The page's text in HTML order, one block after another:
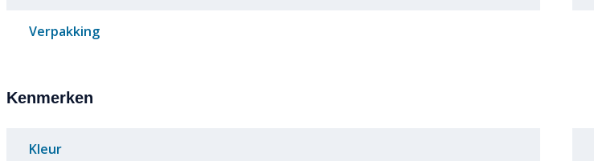
Verpakking
Kenmerken
Kleur